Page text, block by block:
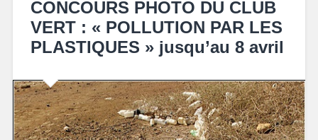
CONCOURS PHOTO DU CLUB
VERT : « POLLUTION PAR LES
PLASTIQUES » jusqu’au 8 avril